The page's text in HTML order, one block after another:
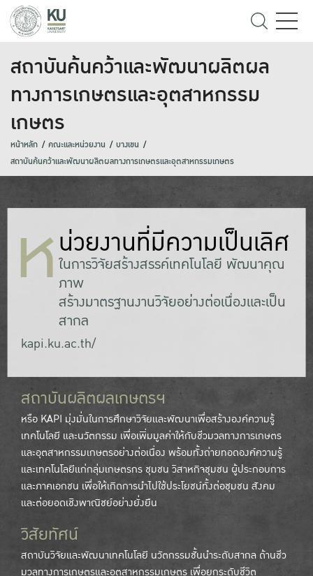
สถาบันค้นคว้าและพัฒนาผลิตผล
ทางการเกษตรและอุตสาหกรรม
เกษตร
หน้าหลัก คณะและหน่วยงาน
บางเขน
สถาบันค้นคว้าและพัฒนาผลิตผลทางการเกษตรและอุตสาหกรรมเกษตร
หน่วยงานที่มีความเป็นเลิศ
ในการวิจัยสร้างสรรค์เทคโนโลยี พัฒนาคุณ
ภาw
สร้างมาตรฐานงานวิจัยอย่างต่อเนื่องและเป็น
สากล
kapi.ku.ac.th/
สถาบันผลิตผลเกษตรฯ
หรือ KAPI มุ่งมั่นในการศึกษาวิจัยและพัฒนาเพื่อสร้างองค์ความรู้
เทคโนโลยี และนวัตกรรม เพื่อเพิ่มมูลค่าให้กับชีวมวลทางการเกษตร
และอุตสาหกรรมเกษตรอย่างต่อเนื่อง พร้อมทั้งถ่ายทอดองค์ความรู้
และเทคโนโลยีแก่กลุ่มเกษตรกร ชุมชน วิสาหกิจชุมชน ผู้ประกอบการ
และภาคเอกชน เพื่อให้เกิดการนำไปใช้ประโยชน์ทั้งต่อชุมชน สังคม
และต่อยอดเชิงพาณิชย์อย่างยั่งยืน
วิสัยทัศน์
สถาบันวิจัยและพัฒนาเทคโนโลยี นวัตกรรมชั้นนำระดับสากล ด้านชีว
มวลทางการเกษตรและอุตสาหกรรมเกษตร เพื่อยกระดับชีวิต